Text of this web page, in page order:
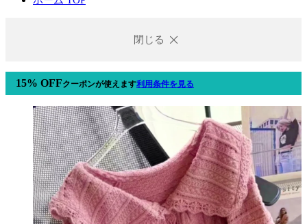
閉じる
15% OFFクーポンが使えます利用条件を見る